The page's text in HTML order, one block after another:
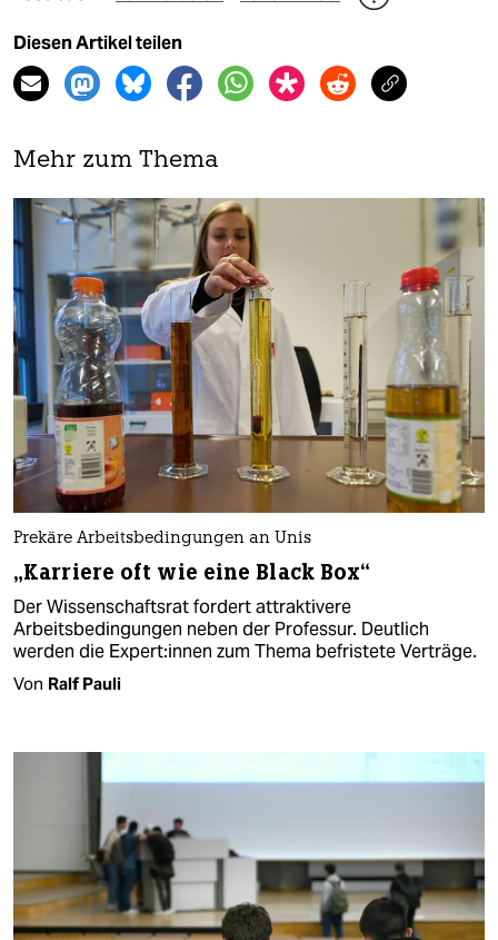
Diesen Artikel teilen
Mehr zum Thema
Prekäre Arbeitsbedingungen an Unis
„Karriere oft wie eine Black Box“
Der Wissenschaftsrat fordert attraktivere
Arbeitsbedingungen neben der Professur. Deutlich
werden die Ex­per­t:in­nen zum Thema befristete Verträge.
Von Ralf Pauli